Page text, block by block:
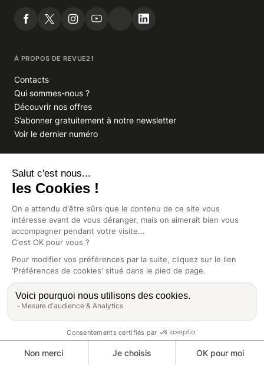
À PROPOS DE REVUE21
Contacts
Qui sommes-nous ?
Découvrir nos offres
S’abonner gratuitement à notre newsletter
Voir le dernier numéro
VOUS AVEZ UNE QUESTION
À propos de votre abonnement
GROUPE INDIGO PUBLICATIONS
En savoir plus sur Indigo Publications
La Lettre
Africa Intelligence